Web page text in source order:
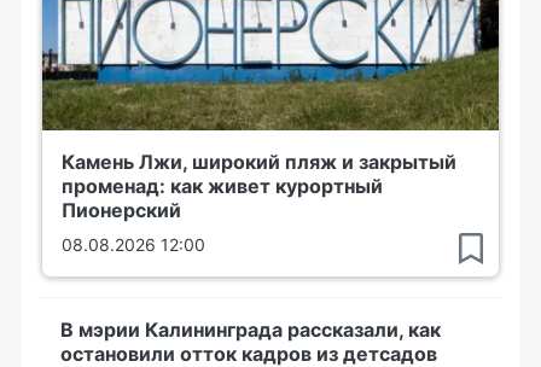
Камень Лжи, широкий пляж и закрытый
променад: как живет курортный
Пионерский
08.08.2026 12:00
В мэрии Калининграда рассказали, как
остановили отток кадров из детсадов